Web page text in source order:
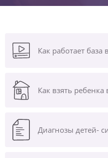
Как работает база
Как взять
Диагнозы детей-